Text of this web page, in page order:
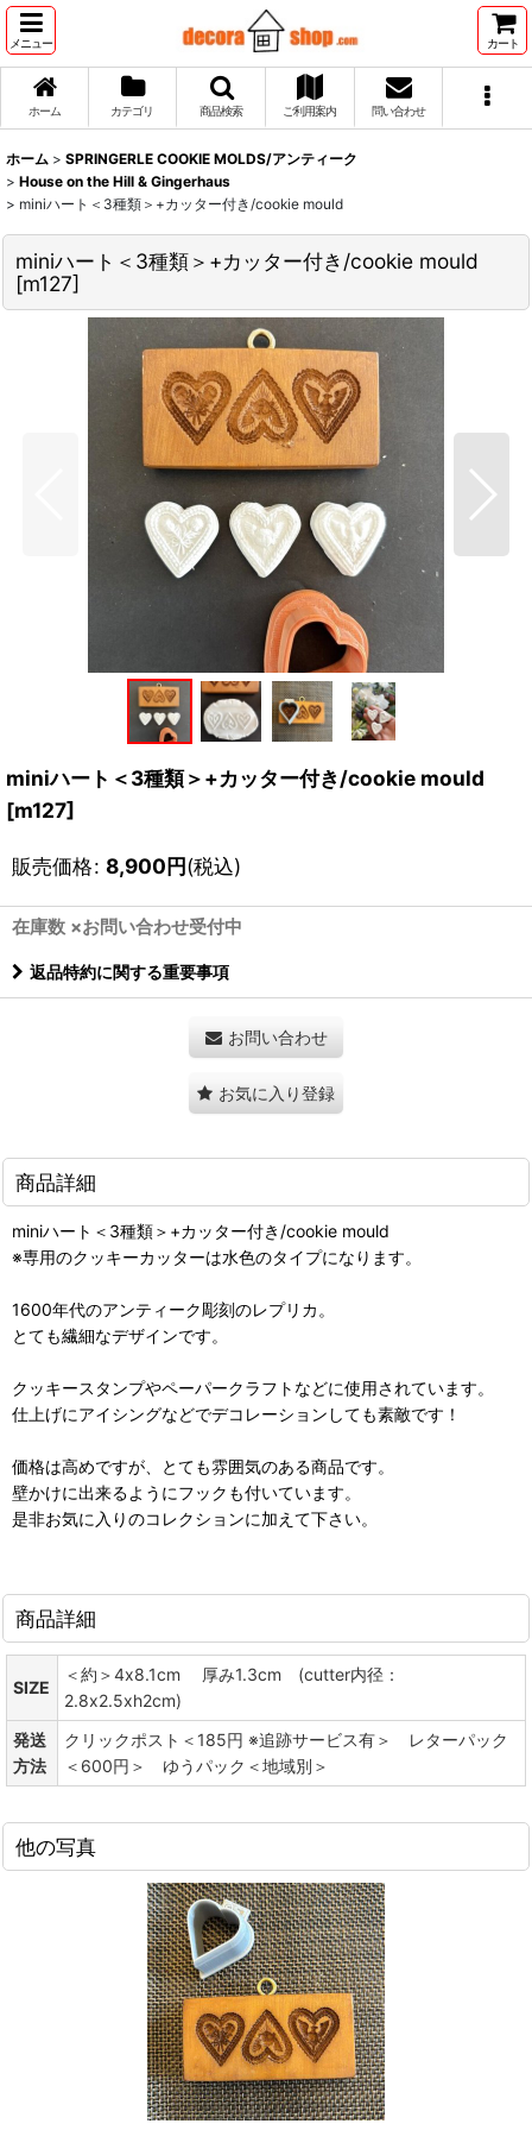
メニュー カート
ホーム カテゴリ 商品検索 ご利用案内 問い合わせ
ホーム > SPRINGERLE COOKIE MOLDS/アンティーク
> House on the Hill & Gingerhaus
> miniハート＜3種類＞+カッター付き/cookie mould
miniハート＜3種類＞+カッター付き/cookie mould
[m127]
miniハート＜3種類＞+カッター付き/cookie mould
[m127]
販売価格: 8,900円(税込)
在庫数 ×お問い合わせ受付中
返品特約に関する重要事項
お問い合わせ
お気に入り登録
商品詳細
miniハート＜3種類＞+カッター付き/cookie mould
※専用のクッキーカッターは水色のタイプになります。
1600年代のアンティーク彫刻のレプリカ。
とても繊細なデザインです。
クッキースタンプやペーパークラフトなどに使用されています。
仕上げにアイシングなどでデコレーションしても素敵です！
価格は高めですが、とても雰囲気のある商品です。
壁かけに出来るようにフックも付いています。
是非お気に入りのコレクションに加えて下さい。
商品詳細
SIZE
＜約＞4x8.1cm 厚み1.3cm (cutter内径：
2.8x2.5xh2cm)
発送
方法
クリックポスト＜185円 ※追跡サービス有＞ レターパック
＜600円＞ ゆうパック＜地域別＞
他の写真